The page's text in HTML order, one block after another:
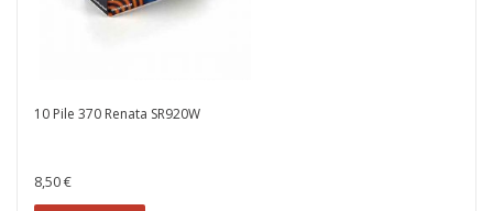
10 Pile 370 Renata SR920W
8,50 €